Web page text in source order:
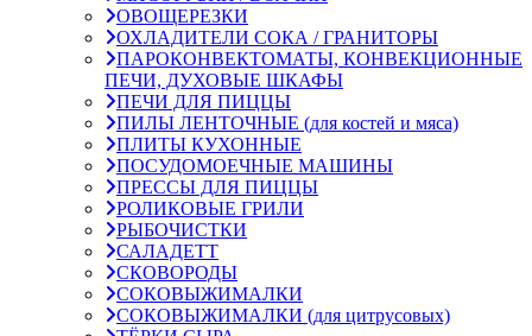
ОВОЩЕРЕЗКИ
ОХЛАДИТЕЛИ СОКА / ГРАНИТОРЫ
ПАРОКОНВЕКТОМАТЫ, КОНВЕКЦИОННЫЕ
ПЕЧИ, ДУХОВЫЕ ШКАФЫ
ПЕЧИ ДЛЯ ПИЦЦЫ
ПИЛЫ ЛЕНТОЧНЫЕ (для костей и мяса)
ПЛИТЫ КУХОННЫЕ
ПОСУДОМОЕЧНЫЕ МАШИНЫ
ПРЕССЫ ДЛЯ ПИЦЦЫ
РОЛИКОВЫЕ ГРИЛИ
РЫБОЧИСТКИ
САЛАДЕТТ
СКОВОРОДЫ
СОКОВЫЖИМАЛКИ
СОКОВЫЖИМАЛКИ (для цитрусовых)